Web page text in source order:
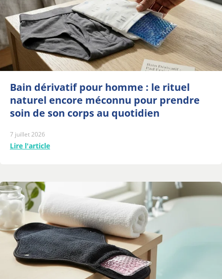
Bain dérivatif pour homme : le rituel
naturel encore méconnu pour prendre
soin de son corps au quotidien
7 juillet 2026
Lire l'article